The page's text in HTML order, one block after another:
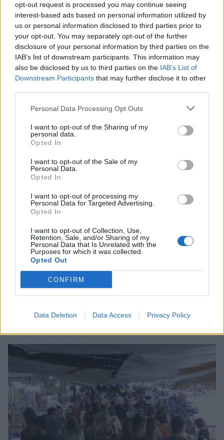
opt-out request is processed you may continue seeing
interest-based ads based on personal information utilized by
us or personal information disclosed to third parties prior to
your opt-out. You may separately opt-out of the further
disclosure of your personal information by third parties on the
IAB’s list of downstream participants. This information may
also be disclosed by us to third parties on the IAB’s List of
Downstream Participants that may further disclose it to other
Personal Data Processing Opt Outs
I want to opt-out of the Sharing of my
personal data.
Opted In
I want to opt-out of the Sale of my
Personal Data.
Opted In
I want to opt-out of processing my
Personal Data for Targeted Advertising.
Opted In
I want to opt-out of Collection, Use,
Retention, Sale, and/or Sharing of my
Personal Data that Is Unrelated with the
Purposes for which it was collected.
Opted Out
CONFIRM
Data Deletion Data Access Privacy Policy
Λακωνία: Ο Δημήτρης Μανιατάκος ακούει
αλλά δεν μιλάει – Θα είναι υποψήφιος
δήμαρχος Ευρώτα;
06/08/2026 13:10
Δήμος Ευρώτα: Σκουριά και φθορά η
αμείλικτη πραγματικότητα…